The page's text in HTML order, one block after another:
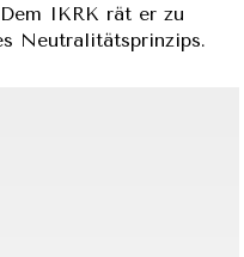
IKRK rät er zu
Neutralitätsprinzips.